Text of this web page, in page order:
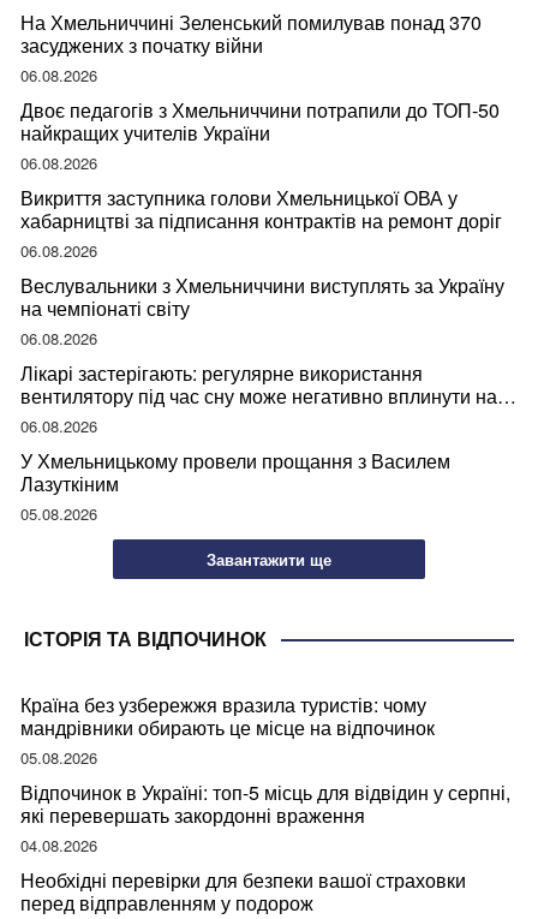
На Хмельниччині Зеленський помилував понад 370
засуджених з початку війни
06.08.2026
Двоє педагогів з Хмельниччини потрапили до ТОП-50
найкращих учителів України
06.08.2026
Викриття заступника голови Хмельницької ОВА у
хабарництві за підписання контрактів на ремонт доріг
06.08.2026
Веслувальники з Хмельниччини виступлять за Україну
на чемпіонаті світу
06.08.2026
Лікарі застерігають: регулярне використання
вентилятору під час сну може негативно вплинути на
ваше здоров’я
06.08.2026
У Хмельницькому провели прощання з Василем
Лазуткіним
05.08.2026
Завантажити ще
ІСТОРІЯ ТА ВІДПОЧИНОК
Країна без узбережжя вразила туристів: чому
мандрівники обирають це місце на відпочинок
05.08.2026
Відпочинок в Україні: топ-5 місць для відвідин у серпні,
які перевершать закордонні враження
04.08.2026
Необхідні перевірки для безпеки вашої страховки
перед відправленням у подорож